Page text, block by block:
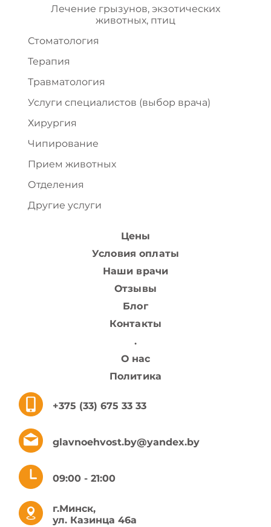
Лечение грызунов, экзотических
животных, птиц
Стоматология
Терапия
Травматология
Услуги специалистов (выбор врача)
Хирургия
Чипирование
Прием животных
Отделения
Другие услуги
Цены
Условия оплаты
Наши врачи
Отзывы
Блог
Контакты
.
О нас
Политика
+375 (33) 675 33 33
glavnoehvost.by@yandex.by
09:00 - 21:00
г.Минск,
ул. Казинца 46а